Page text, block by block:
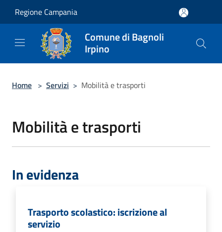
Regione Campania
Comune di Bagnoli
Irpino
Home > Servizi > Mobilità e trasporti
Mobilità e trasporti
In evidenza
Trasporto scolastico: iscrizione al
servizio